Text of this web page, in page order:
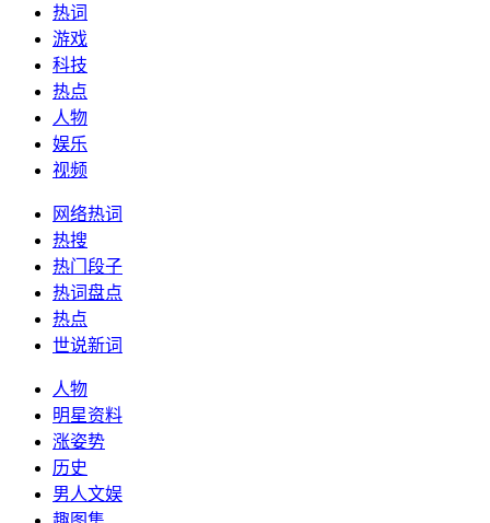
热词
游戏
科技
热点
人物
娱乐
视频
网络热词
热搜
热门段子
热词盘点
热点
世说新词
人物
明星资料
涨姿势
历史
男人文娱